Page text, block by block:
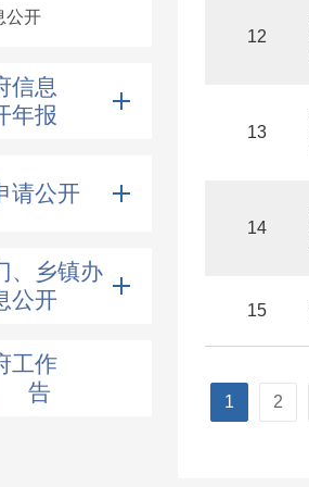
公开
信息
年报
请公开
、乡镇办
公开
工作
告
12
13
14
15
1 2